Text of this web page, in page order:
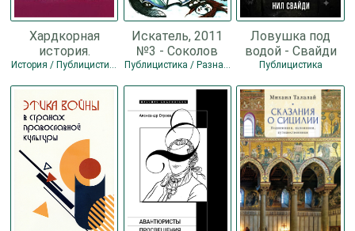
Хардкорная
история.
Апокалиптические
древности до
наших дней -
История / Публицистика
Искатель, 2011
№3 - Соколов
Владимир
Публицистика / Разная фантастика / Детектив / Прочие приключения / Газеты и журналы
Ловушка под
водой - Свайди
Нил
Публицистика